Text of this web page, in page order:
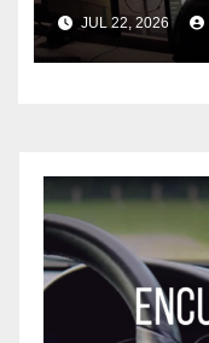
JUL 22, 2026